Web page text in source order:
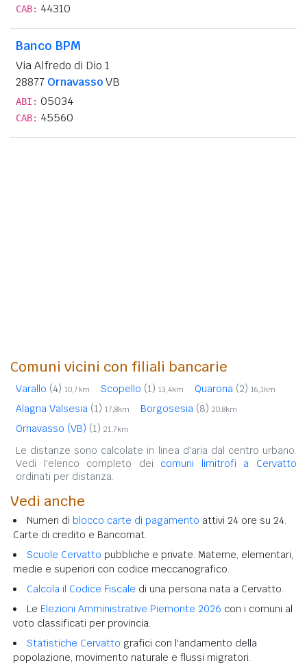
CAB: 44310
Banco BPM
Via Alfredo di Dio 1
28877 OrnavassoVB
ABI: 05034
CAB: 45560
Comuni vicini con filiali bancarie
Varallo (4) 10,7km Scopello (1) 13,4km Quarona (2) 16,1km
Alagna Valsesia (1) 17,8km Borgosesia (8) 20,8km
Ornavasso (VB) (1) 21,7km
Le distanze sono calcolate in linea d'aria dal centro urbano.
Vedi l'elenco completo dei comuni limitrofi a Cervatto
ordinati per distanza.
Vedi anche
Numeri di blocco carte di pagamento attivi 24 ore su 24.
Carte di credito e Bancomat.
Scuole Cervatto pubbliche e private. Materne, elementari,
medie e superiori con codice meccanografico.
Calcola il Codice Fiscale di una persona nata a Cervatto.
Le Elezioni Amministrative Piemonte 2026 con i comuni al
voto classificati per provincia.
Statistiche Cervatto grafici con l'andamento della
popolazione, movimento naturale e flussi migratori.